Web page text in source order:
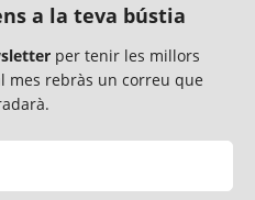
a la teva bústia
per tenir les millors
mes rebràs un correu que